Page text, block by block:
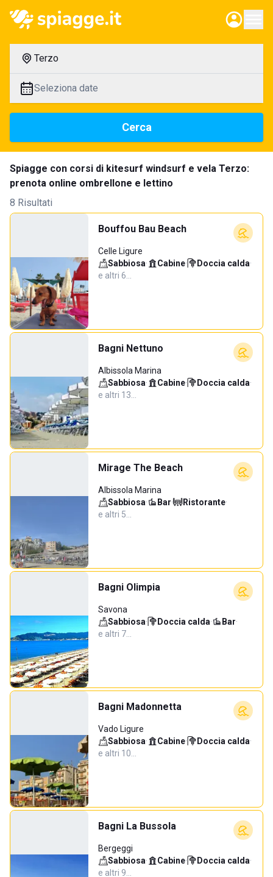
Terzo
Seleziona date
Cerca
Spiagge con corsi di kitesurf windsurf e vela Terzo:
prenota online ombrellone e lettino
8 Risultati
Bouffou Bau Beach
Celle Ligure
Sabbiosa· Cabine· Doccia calda·
e altri 6…
Bagni Nettuno
Albissola Marina
Sabbiosa· Cabine· Doccia calda·
e altri 13…
Mirage The Beach
Albissola Marina
Sabbiosa· Bar· Ristorante·
e altri 5…
Bagni Olimpia
Savona
Sabbiosa· Doccia calda· Bar·
e altri 7…
Bagni Madonnetta
Vado Ligure
Sabbiosa· Cabine· Doccia calda·
e altri 10…
Bagni La Bussola
Bergeggi
Sabbiosa· Cabine· Doccia calda·
e altri 9…